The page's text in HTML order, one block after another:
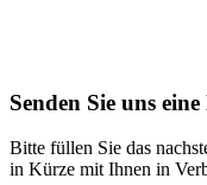
Senden Sie uns
Bitte füllen Sie das
in Kürze mit Ihnen in